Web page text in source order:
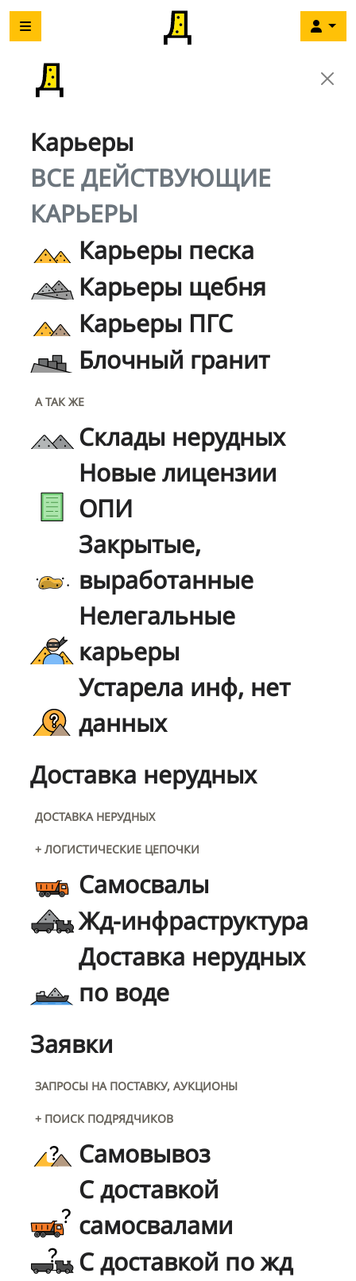
Карьеры
ВСЕ ДЕЙСТВУЮЩИЕ
КАРЬЕРЫ
Карьеры песка
Карьеры щебня
Карьеры ПГС
Блочный гранит
А ТАК ЖЕ
Склады нерудных
Новые лицензии
ОПИ
Закрытые,
выработанные
Нелегальные
карьеры
Устарела инф, нет
данных
Доставка нерудных
ДОСТАВКА НЕРУДНЫХ
+ ЛОГИСТИЧЕСКИЕ ЦЕПОЧКИ
Самосвалы
Жд-инфраструктура
Доставка нерудных
по воде
Заявки
ЗАПРОСЫ НА ПОСТАВКУ, АУКЦИОНЫ
+ ПОИСК ПОДРЯДЧИКОВ
Самовывоз
С доставкой
самосвалами
С доставкой по жд